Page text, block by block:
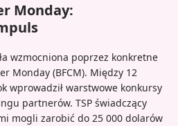
Monday:
wzmocniona poprzez konkretne
Monday (BFCM). Między 12
wprowadził warstwowe konkursy
partnerów. TSP świadczący
mogli zarobić do 25 000 dolarów